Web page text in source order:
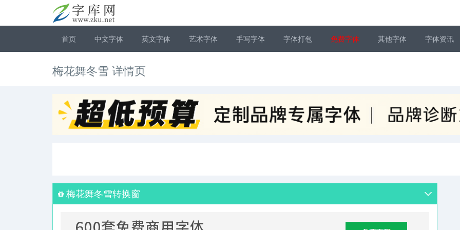
首页 中文字体 英文字体 艺术字体 手写字体 字体打包 免费字体 其他字体 字体资讯
梅花舞冬雪 详情页
梅花舞冬雪转换窗